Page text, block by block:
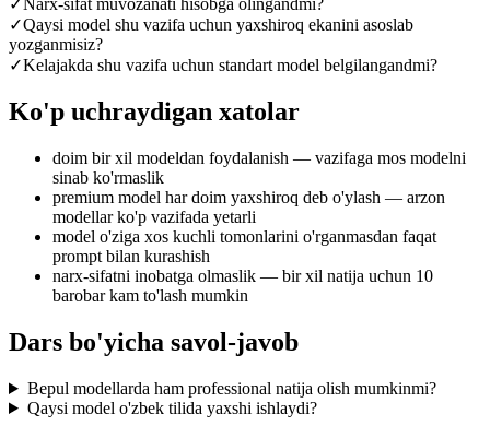
✓ Narx-sifat muvozanati hisobga olingandmi?
✓Qaysi model shu vazifa uchun yaxshiroq ekanini asoslab
yozganmisiz?
✓Kelajakda shu vazifa uchun standart model belgilangandmi?
Ko'p uchraydigan xatolar
doim bir xil modeldan foydalanish — vazifaga mos modelni
sinab ko'rmaslik
premium model har doim yaxshiroq deb o'ylash — arzon
modellar ko'p vazifada yetarli
model o'ziga xos kuchli tomonlarini o'rganmasdan faqat
prompt bilan kurashish
narx-sifatni inobatga olmaslik — bir xil natija uchun 10
barobar kam to'lash mumkin
Dars bo'yicha savol-javob
Bepul modellarda ham professional natija olish mumkinmi?
Qaysi model o'zbek tilida yaxshi ishlaydi?